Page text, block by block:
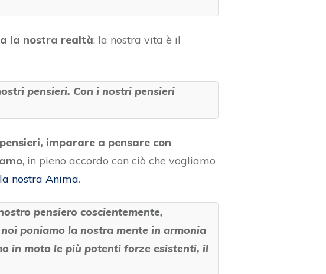
la nostra realtà: la nostra vita è il
pensieri. Con i nostri pensieri
imparare a pensare con
, in pieno accordo con ciò che vogliamo
nostra Anima.
pensiero coscientemente,
poniamo la nostra mente in armonia
in moto le più potenti forze esistenti, il